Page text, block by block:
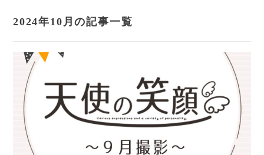
2024年10月の記事一覧